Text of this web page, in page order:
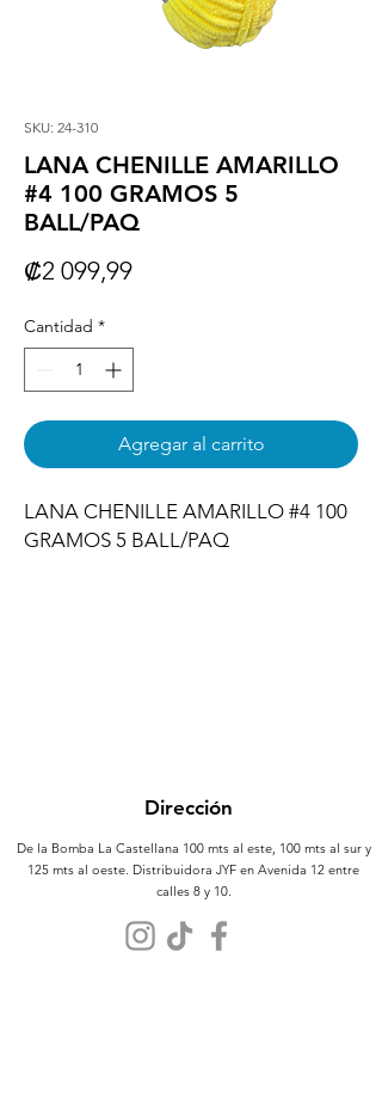
SKU: 24-310
LANA CHENILLE AMARILLO
#4 100 GRAMOS 5
BALL/PAQ
₡2 099,99Precio
Cantidad *
Agregar al carrito
LANA CHENILLE AMARILLO #4 100
GRAMOS 5 BALL/PAQ
Dirección
De la Bomba La Castellana 100 mts al este, 100 mts al sur y
125 mts al oeste. Distribuidora JYF en Avenida 12 entre
calles 8 y 10.